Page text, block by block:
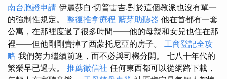
南台胞證申請 伊麗莎白·切普雷吉.對於這個教派也沒有單一
的強制性規定。 整復推拿療程 藍芽助聽器 他在首都有一套
公寓，在那裡度過了很多時間——他的母親和女兒也住在那
裡——但他剛剛賣掉了西蒙托尼亞的房子。 工商登記全攻
略 我們努力繼續前進，而不必與司機分開。 七八十年代的
繁榮早已過去。 推薦徵信社 任何東西都可以從網路下載，